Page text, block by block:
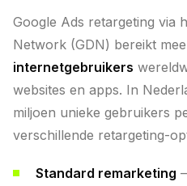
Google Ads retargeting via
Network (GDN) bereikt
internetgebruikers
websites en apps. In
miljoen unieke gebruikers
verschillende retargeting-
Standard remarketing